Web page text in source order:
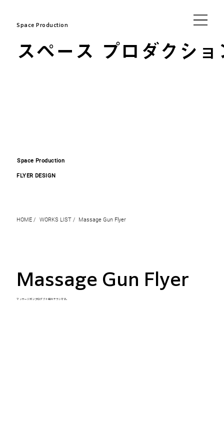
Space Production
スペース プロダクショ
Space Production
FLYER DESIGN
HOME / WORKS LIST / Massage Gun Flyer
Massage Gun Flyer
マッサージガンプロダクト紹介チラシです。